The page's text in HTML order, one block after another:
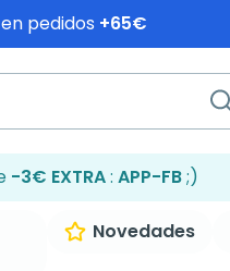
pedidos +65€
-3€ EXTRA: APP-FB;)
Novedades